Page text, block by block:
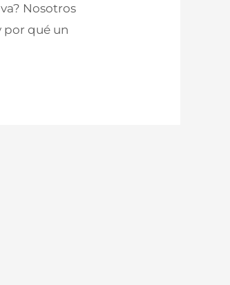
Nosotros
por qué un